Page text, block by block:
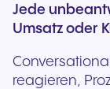
Jede
Umsatz oder
reagieren,